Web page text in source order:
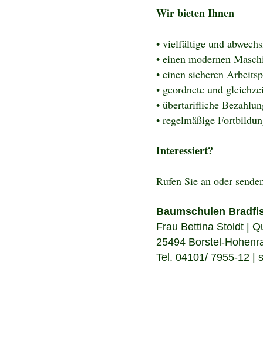
Wir bieten Ihnen
• vielfältige und
• einen modernen
• einen sicheren
• geordnete und
• übertarifliche
• regelmäßige
Interessiert?
Rufen Sie an oder
Baumschulen
Frau Bettina Stoldt |
25494 Borstel-
Tel. 04101/ 7955-12 |